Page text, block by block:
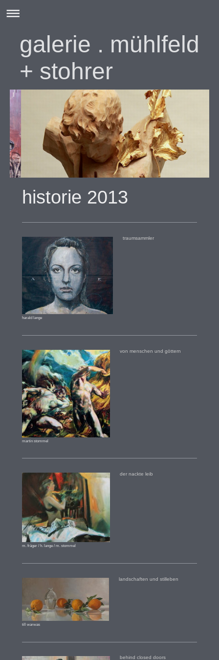
galerie . mühlfeld
+ stohrer
historie 2013
harald lange
traumsammler
martin stommel
von menschen und göttern
m. fräger / h. lange / m. stommel
der nackte leib
till warwas
landschaften und stilleben
behind closed doors